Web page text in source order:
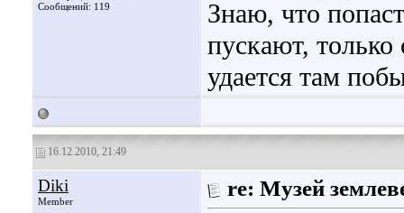
Сообщений: 119
Знаю, что
пускают,
удается там
16.12.2010, 21:49
Diki
Member
re: Музей